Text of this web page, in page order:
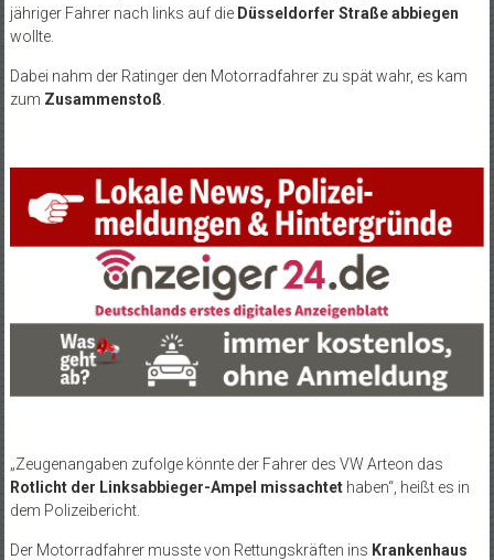
jähriger Fahrer nach links auf die Düsseldorfer Straße abbiegen
wollte.
Dabei nahm der Ratinger den Motorradfahrer zu spät wahr, es kam
zum Zusammenstoß
„Zeugenangaben zufolge könnte der Fahrer des VW Arteon das
Rotlicht der Linksabbieger-Ampel missachtethaben“, heißt es in
dem Polizeibericht.
Der Motorradfahrer musste von Rettungskräften ins Krankenhaus